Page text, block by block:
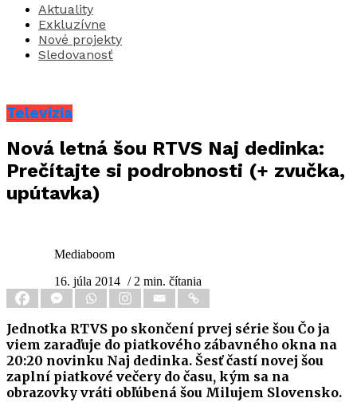
Aktuality
Exkluzívne
Nové projekty
Sledovanosť
Televízia
Nová letná šou RTVS Naj dedinka:
Prečítajte si podrobnosti (+ zvučka,
upútavka)
Mediaboom
16. júla 2014 / 2 min. čítania
Jednotka RTVS po skončení prvej série šou Čo ja
viem zaraďuje do piatkového zábavného okna na
20:20 novinku Naj dedinka. Šesť častí novej šou
zaplní piatkové večery do času, kým sa na
obrazovky vráti obľúbená šou Milujem Slovensko.